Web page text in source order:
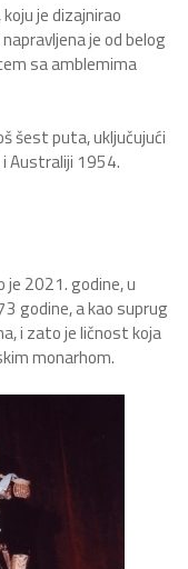
je dizajnirao
je od belog
sa amblemima
šest puta, uključujući
Australiji 1954.
je 2021. godine, u
godine, a kao suprug
i zato je ličnost koja
monarhom.